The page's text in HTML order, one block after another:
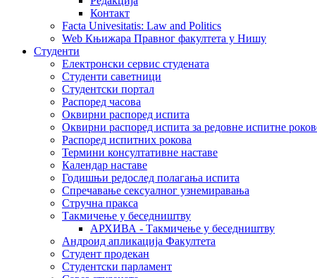
Контакт
Facta Univesitatis: Law and Politics
Web Књижара Правног факултета у Нишу
Студенти
Електронски сервис студената
Студенти саветници
Студентски портал
Распоред часова
Оквирни распоред испита
Оквирни распоред испита за редовне испитне
Распоред испитних рокова
Термини консултативне наставе
Календар наставе
Годишњи редослед полагања испита
Спречавање сексуалног узнемиравања
Стручна пракса
Такмичење у беседништву
АРХИВА - Такмичење у беседништву
Андроид апликација Факултета
Студент продекан
Студентски парламент